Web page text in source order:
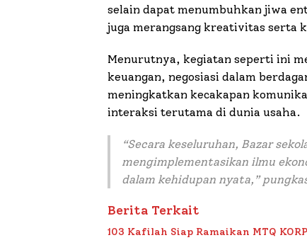
selain dapat menumbuhkan jiwa
juga merangsang kreativitas serta
Menurutnya, kegiatan seperti ini
keuangan, negosiasi dalam
meningkatkan kecakapan
interaksi terutama di dunia usaha.
“Secara keseluruhan, Bazar
mengimplementasikan ilmu
dalam kehidupan nyata,”
Berita Terkait
103 Kafilah Siap Ramaikan MTQ